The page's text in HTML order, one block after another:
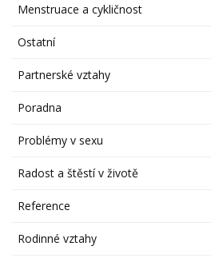
Menstruace a cykličnost
Ostatní
Partnerské vztahy
Poradna
Problémy v sexu
Radost a štěstí v životě
Reference
Rodinné vztahy